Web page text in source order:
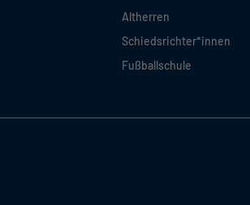
Altherren
Schiedsrichter*innen
Fußballschule